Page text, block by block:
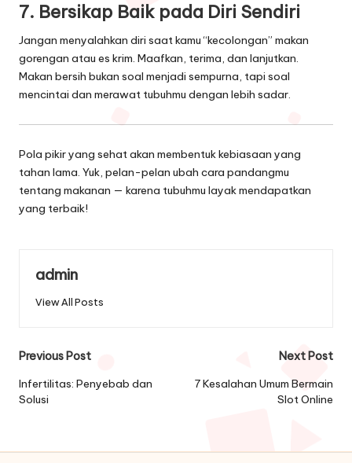
7. Bersikap Baik pada Diri Sendiri
Jangan menyalahkan diri saat kamu “kecolongan” makan
gorengan atau es krim. Maafkan, terima, dan lanjutkan.
Makan bersih bukan soal menjadi sempurna, tapi soal
mencintai dan merawat tubuhmu dengan lebih sadar.
Pola pikir yang sehat akan membentuk kebiasaan yang
tahan lama. Yuk, pelan-pelan ubah cara pandangmu
tentang makanan — karena tubuhmu layak mendapatkan
yang terbaik!
admin
View All Posts
Post
navigation
Previous Post
Infertilitas: Penyebab dan
Solusi
Next Post
7 Kesalahan Umum Bermain
Slot Online